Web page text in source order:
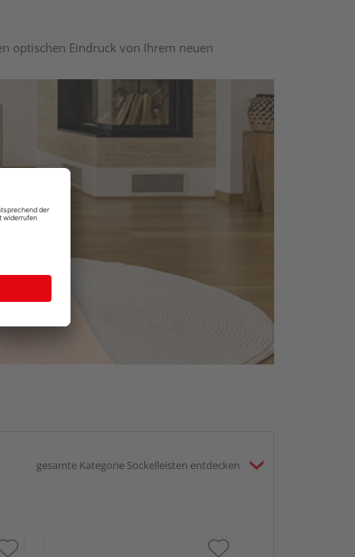
optischen Eindruck von Ihrem neuen
gesamte Kategorie Sockelleisten entdecken